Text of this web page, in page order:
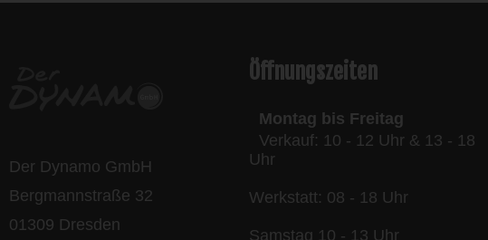
Der Dynamo GmbH
Bergmannstraße 32
01309 Dresden
Öffnungszeiten
Montag bis Freitag
Verkauf: 10 - 12 Uhr & 13 - 18
Uhr
Werkstatt: 08 - 18 Uhr
Samstag 10 - 13 Uhr